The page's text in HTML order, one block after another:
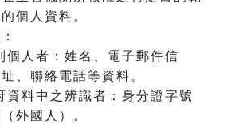
個人資料。
個人者：姓名、電子郵件信
、聯絡電話等資料。
資料中之辨識者：身分證字號
外國人）。